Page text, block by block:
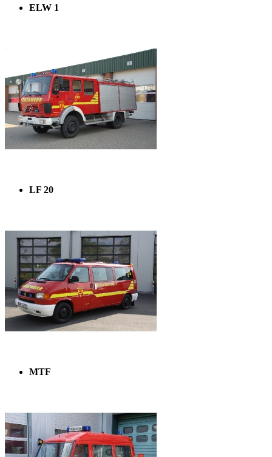
ELW 1
LF 20
MTF